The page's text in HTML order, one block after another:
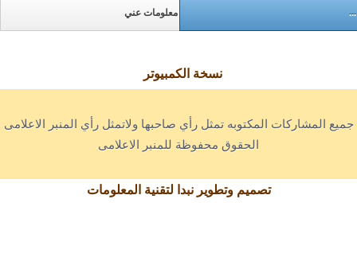
معلومات عني ...
نسخة الكمبيوتر
جميع المشاركات المكتوبه تمثل رأي صاحبها ولاتمثل رأي المنبر الاعلامى
الحقوق محفوظة للمنبر الاعلامى
تصميم وتطوير نبدا لتقنية المعلومات